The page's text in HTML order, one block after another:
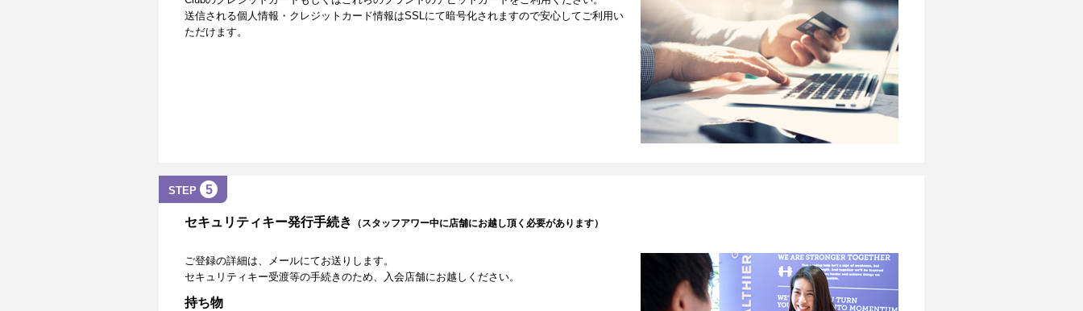
送信される個人情報・クレジットカード情報はSSLにて暗号化されますので安心してご利用い
ただけます。
STEP 5
セキュリティキー発行手続き （スタッフアワー中に店舗にお越し頂く必要があります）
ご登録の詳細は、メールにてお送りします。
セキュリティキー受渡等の手続きのため、入会店舗にお越しください。
持ち物